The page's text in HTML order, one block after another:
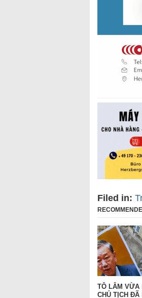
Filed in:
TÔ LÂM VỪA
CHỦ TỊCH ĐÃ